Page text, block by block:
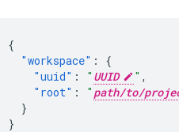
{
"workspace" :
{
"uuid" : " UUID " ,
"root" : " path/to/
}
}